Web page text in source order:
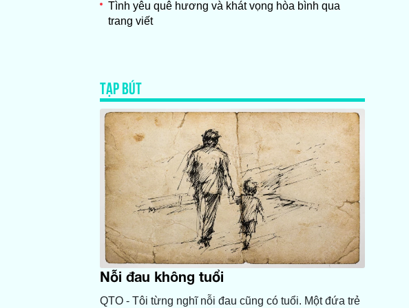
Tình yêu quê hương và khát vọng hòa bình qua
trang viết
TẠP BÚT
Nỗi đau không tuổi
QTO - Tôi từng nghĩ nỗi đau cũng có tuổi. Một đứa trẻ